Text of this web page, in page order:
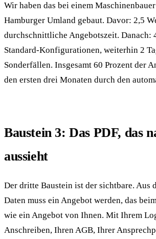
Wir haben das bei einem
Hamburger Umland gebaut. Davor: 2,5
durchschnittliche Angebotszeit. Danach:
Standard-Konfigurationen, weiterhin 2
Sonderfällen. Insgesamt 60 Prozent der
den ersten drei Monaten durch den
Baustein 3: Das PDF, das
aussieht
Der dritte Baustein ist der sichtbare. Aus
Daten muss ein Angebot werden, das
wie ein Angebot von Ihnen. Mit Ihrem
Anschreiben, Ihren AGB, Ihrer